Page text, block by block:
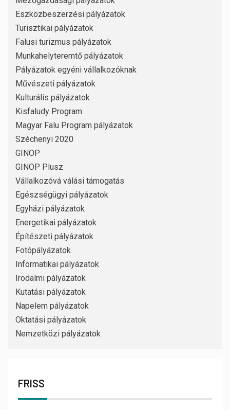
Eszközbeszerzési pályázatok
Turisztikai pályázatok
Falusi turizmus pályázatok
Munkahelyteremtő pályázatok
Pályázatok egyéni vállalkozóknak
Művészeti pályázatok
Kulturális pályázatok
Kisfaludy Program
Magyar Falu Program pályázatok
Széchenyi 2020
GINOP
GINOP Plusz
Vállalkozóvá válási támogatás
Egészségügyi pályázatok
Egyházi pályázatok
Energetikai pályázatok
Építészeti pályázatok
Fotópályázatok
Informatikai pályázatok
Irodalmi pályázatok
Kutatási pályázatok
Napelem pályázatok
Oktatási pályázatok
Nemzetközi pályázatok
FRISS